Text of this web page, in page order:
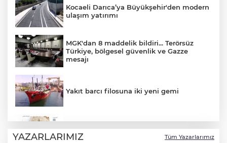
Kocaeli Darıca’ya Büyükşehir'den modern
ulaşım yatırımı
MGK'dan 8 maddelik bildiri... Terörsüz
Türkiye, bölgesel güvenlik ve Gazze
mesajı
Yakıt barcı filosuna iki yeni gemi
tek platformda
YAZARLARIMIZ Tüm Yazarlarımız